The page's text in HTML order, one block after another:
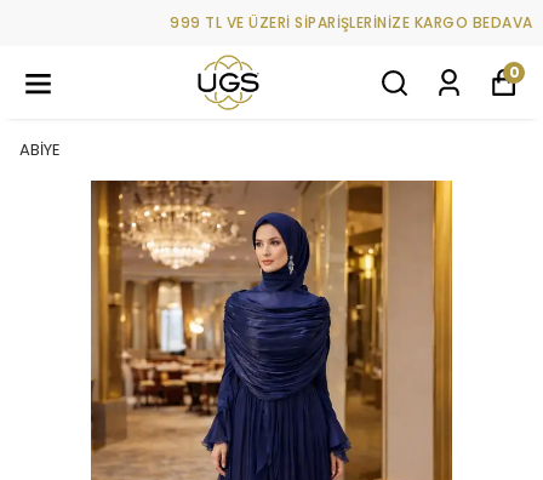
999 TL VE ÜZERİ SİPARİŞLERİNİZE KARGO BEDAVA
0
ABİYE